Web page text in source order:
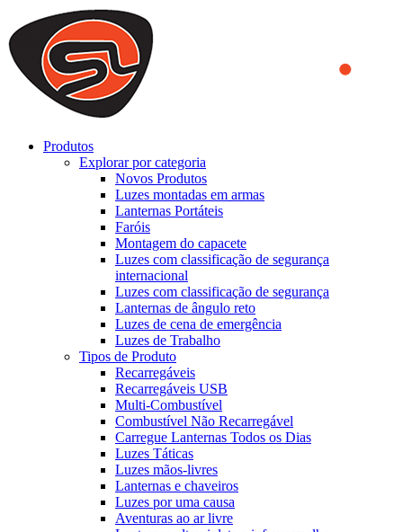
We use cookies to ensure that we provide you the best experience
on our website. By continuing to browse this website, you accept
that cookies are used to help us analyze how the website is used and
to offer you a better experience. To learn more or to find out how
you can disable cookies, you can access our
Produtos
Explorar por categoria
Novos Produtos
Luzes montadas em armas
Lanternas Portáteis
Faróis
Montagem do capacete
Luzes com classificação de segurança
internacional
Luzes com classificação de segurança
Lanternas de ângulo reto
Luzes de cena de emergência
Luzes de Trabalho
Tipos de Produto
Recarregáveis
Recarregáveis USB
Multi-Combustível
Combustível Não Recarregável
Carregue Lanternas Todos os Dias
Luzes Táticas
Luzes mãos-livres
Lanternas e chaveiros
Luzes por uma causa
Aventuras ao ar livre